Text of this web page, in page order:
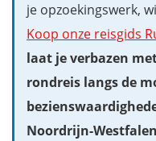
je opzoekingswerk,
Koop onze reisgids
laat je verbazen
rondreis langs de
Noordrijn-Westfalen